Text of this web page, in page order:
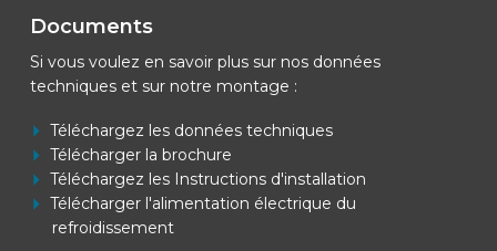
Documents
Si vous voulez en savoir plus sur nos données
techniques et sur notre montage :
Téléchargez les données techniques
Télécharger la brochure
Téléchargez les Instructions d'installation
Télécharger l'alimentation électrique du
refroidissement